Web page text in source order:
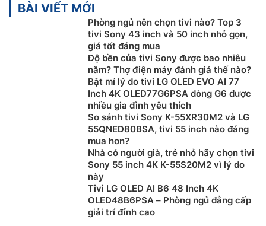
BÀI VIẾT MỚI
Phòng ngủ nên chọn tivi nào? Top 3
tivi Sony 43 inch và 50 inch nhỏ gọn,
giá tốt đáng mua
Độ bền của tivi Sony được bao nhiêu
năm? Thợ điện máy đánh giá thế nào?
Bật mí lý do tivi LG OLED EVO AI 77
Inch 4K OLED77G6PSA dòng G6 được
nhiều gia đình yêu thích
So sánh tivi Sony K-55XR30M2 và LG
55QNED80BSA, tivi 55 inch nào đáng
mua hơn?
Nhà có người già, trẻ nhỏ hãy chọn tivi
Sony 55 inch 4K K-55S20M2 vì lý do
này
Tivi LG OLED AI B6 48 Inch 4K
OLED48B6PSA – Phòng ngủ đẳng cấp
giải trí đỉnh cao